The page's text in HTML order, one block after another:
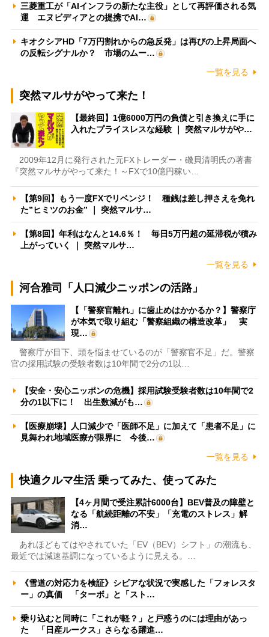
三菱重工が「AIインフラの新たな主役」として再評価される気
運 エヌビディアとの提携でAI…
キオクシアHD「7万円割れからの急反発」は再びの上昇局面へ
の反転シグナルか？ 市場のムー…
一覧を見る
突然マルサがやって来た！
【最終回】1億6000万円の負債と引き換えに手に
入れたプライスレスな経験 ｜ 突然マルサがや…
2009年12月に発行された元FXトレーダー・磯貝清明氏の著書
『突然マルサがやって来た！～FXで10億円稼い…
【第9回】もう一度FXでリベンジ！ 種銭は差し押さえを免れ
た”ヒミツのお金” ｜ 突然マルサ…
【第8回】年利はなんと14.6％！ 毎日5万円超の延滞税が積み
上がっていく ｜ 突然マルサ…
一覧を見る
河合雅司「人口減少ニッポンの活路」
【「警察官離れ」に歯止めはかかるか？】警察庁
が本気で取り組む「警察組織の構造改革」 実
現…
警察庁が目下、頭を悩ませているのが「警察官不足」だ。警察
官の採用試験の受験者数は10年間で2分の1以…
【安全・安心ニッポンの危機】採用試験受験者数は10年間で2
分の1以下に！ 出生数減がも…
【医療崩壊】人口減少で「医師不足」に加えて「患者不足」に
見舞われ地域医療が限界に 今後…
一覧を見る
快適クルマ生活 乗ってみた、使ってみた
【4ヶ月間で受注累計6000台】BEV普及の障壁と
なる「航続距離の不安」「充電のストレス」解
消…
あれほどもてはやされていた「EV（BEV）シフト」の潮流も、
最近では減速基調になっているように見える。…
《雪道の対応力を検証》シビアな状況で実感した「フォレスタ
ー」の真価 「ターボ」と「スト…
乗り込むと同時に「これが軽？」と戸惑うのには理由があっ
た 「日産ルークス」さらなる躍進…